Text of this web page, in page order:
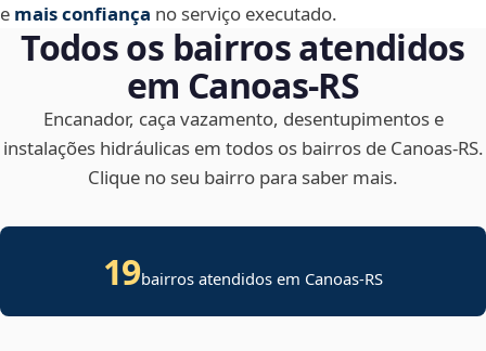
e mais confiança no serviço executado.
Todos os bairros atendidos
em Canoas‑RS
Encanador, caça vazamento, desentupimentos e
instalações hidráulicas em todos os bairros de Canoas‑RS.
Clique no seu bairro para saber mais.
19bairros atendidos em Canoas-RS